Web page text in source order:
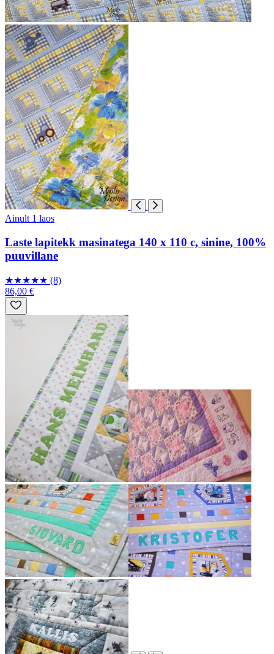
Ainult 1 laos
Laste lapitekk masinatega 140 x 110 c, sinine, 100%
puuvillane
★★★★★ (8)
86,00 €